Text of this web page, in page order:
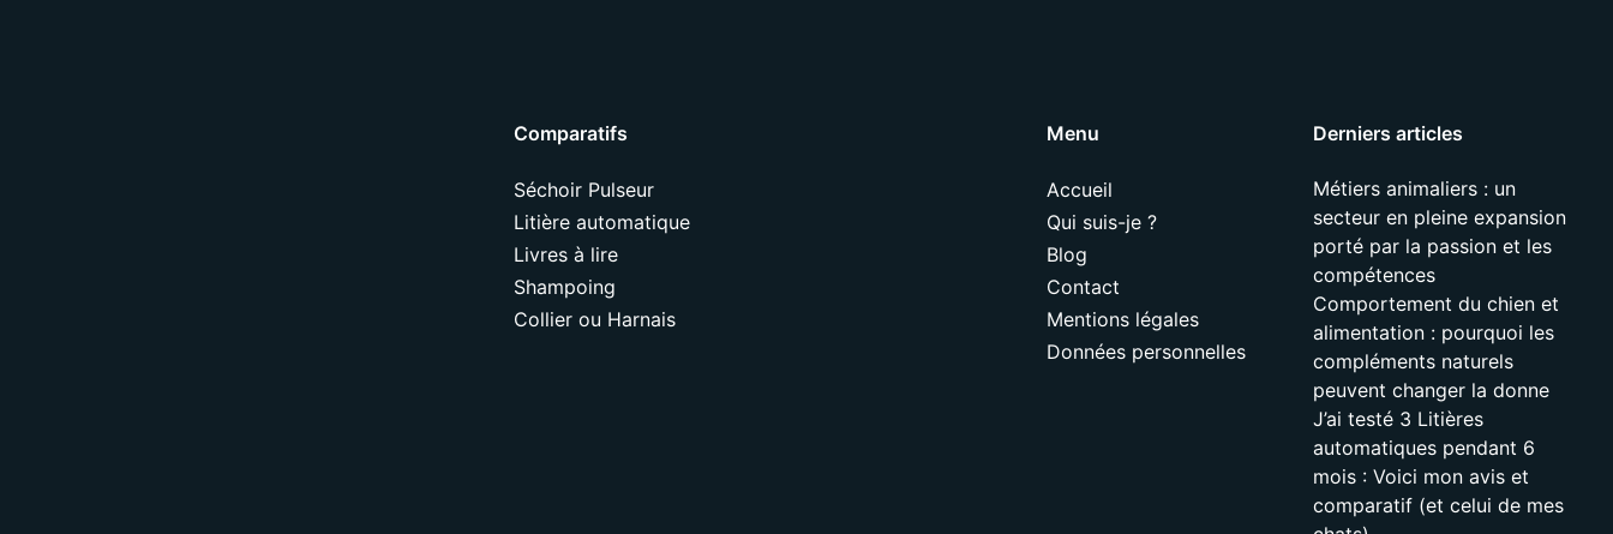
Comparatifs
Séchoir Pulseur
Litière automatique
Livres à lire
Shampoing
Collier ou Harnais
Menu
Accueil
Qui suis-je ?
Blog
Contact
Mentions légales
Données personnelles
Derniers articles
Métiers animaliers : un
secteur en pleine expansion
porté par la passion et les
compétences
Comportement du chien et
alimentation : pourquoi les
compléments naturels
peuvent changer la donne
J’ai testé 3 Litières
automatiques pendant 6
mois : Voici mon avis et
comparatif (et celui de mes